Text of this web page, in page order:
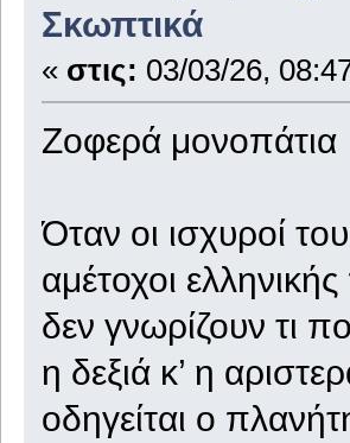
Σκωπτικά
« στις: 03/03/26,
Ζοφερά μονοπάτια
Όταν οι ισχυροί
αμέτοχοι ελληνικής
δεν γνωρίζουν τι
η δεξιά κ’ η
οδηγείται ο